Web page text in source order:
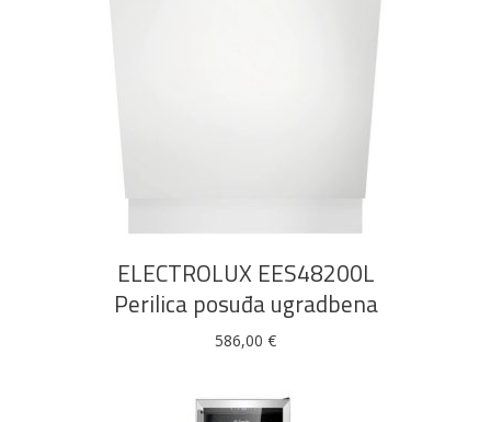
ELECTROLUX EES48200L
Perilica posuđa ugradbena
586,00 €